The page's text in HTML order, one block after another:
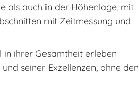
als auch in der Höhenlage, mit
mit Zeitmessung und
in ihrer Gesamtheit erleben
seiner Exzellenzen, ohne den